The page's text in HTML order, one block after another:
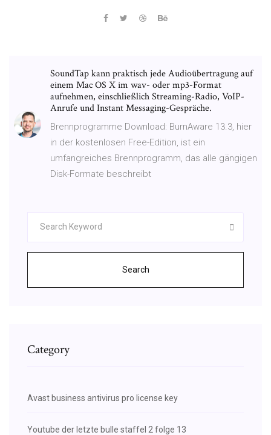
SoundTap kann praktisch jede Audioübertragung auf
einem Mac OS X im wav- oder mp3-Format
aufnehmen, einschließlich Streaming-Radio, VoIP-
Anrufe und Instant Messaging-Gespräche.
Brennprogramme Download: BurnAware 13.3, hier
in der kostenlosen Free-Edition, ist ein
umfangreiches Brenn­pro­gramm, das alle gängigen
Disk-Formate beschreibt
Search
Category
Avast business antivirus pro license key
Youtube der letzte bulle staffel 2 folge 13